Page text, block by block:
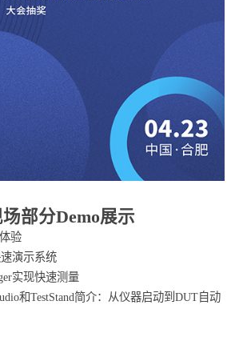
场部分Demo展示
验
演示系统
实现快速测量
和TestStand简介：从仪器启动到DUT自动